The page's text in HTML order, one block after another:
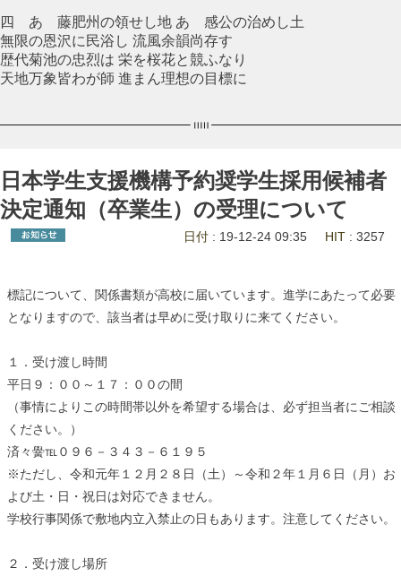
四 あゝ藤肥州の領せし地 あゝ感公の治めし土
無限の恩沢に民浴し 流風余韻尚存す
歴代菊池の忠烈は 栄を桜花と競ふなり
天地万象皆わが師 進まん理想の目標に
日本学生支援機構予約奨学生採用候補者
決定通知（卒業生）の受理について
日付 : 19-12-24 09:35 HIT : 3257
標記について、関係書類が高校に届いています。進学にあたって必要
となりますので、該当者は早めに受け取りに来てください。
１．受け渡し時間
平日９：００～１７：００の間
（事情によりこの時間帯以外を希望する場合は、必ず担当者にご相談
ください。）
済々黌℡０９６－３４３－６１９５
※ただし、令和元年１２月２８日（土）～令和２年１月６日（月）お
よび土・日・祝日は対応できません。
学校行事関係で敷地内立入禁止の日もあります。注意してください。
２．受け渡し場所